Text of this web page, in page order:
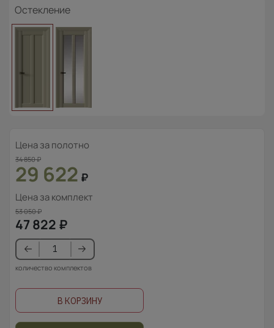
Остекление
Цена за полотно
34 850₽
29 622 ₽
Цена за комплект
53 050₽
47 822 ₽
количество комплектов
В КОРЗИНУ